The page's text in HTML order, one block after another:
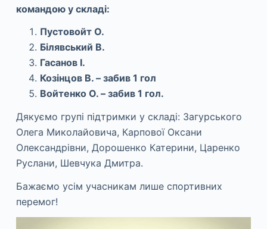
командою у складі:
Пустовойт О.
Білявський В.
Гасанов І.
Козінцов В. – забив 1 гол
Войтенко О. – забив 1 гол.
Дякуємо групі підтримки у складі: Загурського
Олега Миколайовича, Карпової Оксани
Олександрівни, Дорошенко Катерини, Царенко
Руслани, Шевчука Дмитра.
Бажаємо усім учасникам лише спортивних
перемог!